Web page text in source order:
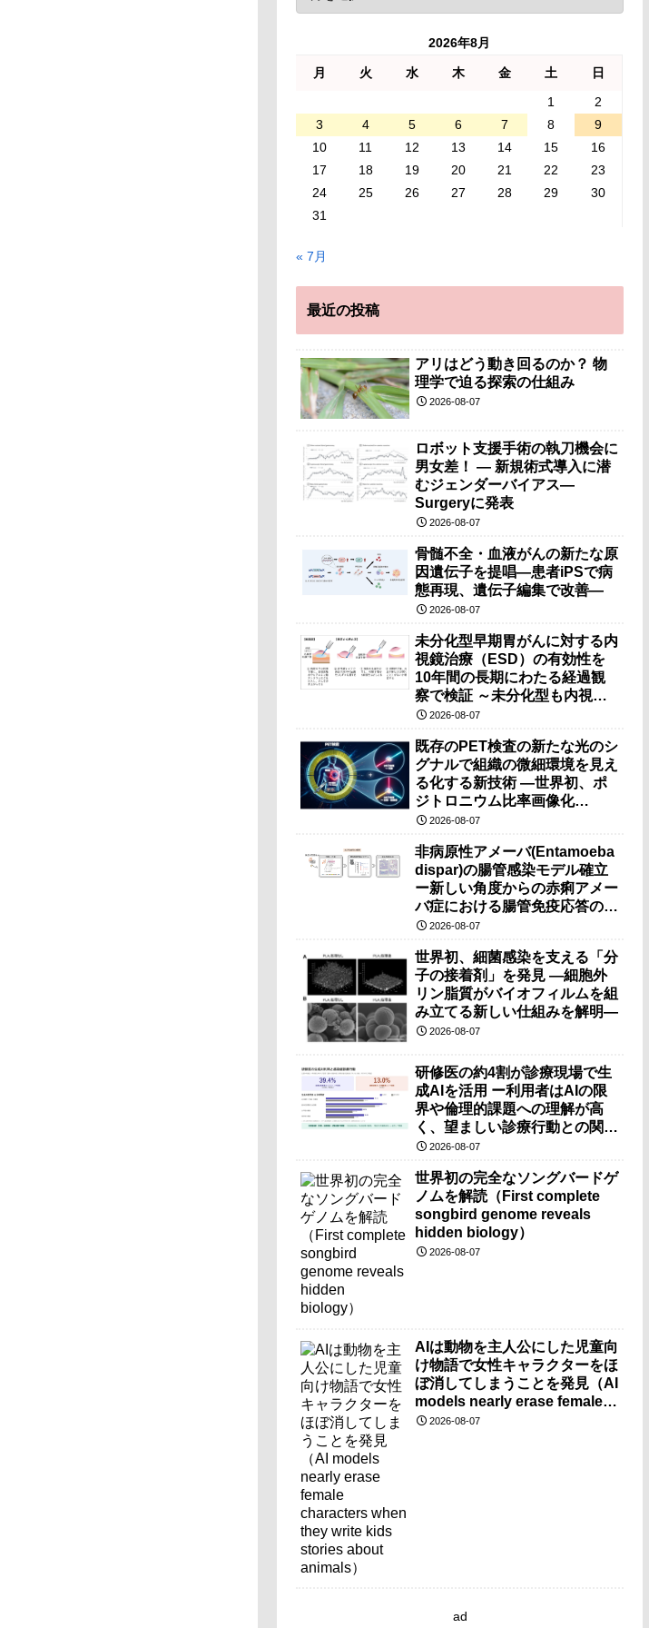
2026年8月
月 火 水 木 金 土
日
1
2
3
4 5 6 7 8
9
10
11 12 13 14 15
16
17
18 19 20 21 22
23
24
25 26 27 28 29
30
31
« 7月
最近の投稿
アリはどう動き回るのか？ 物
理学で迫る探索の仕組み
2026-08-07
ロボット支援手術の執刀機会に
男女差！ — 新規術式導入に潜
むジェンダーバイアス—
Surgeryに発表
2026-08-07
骨髄不全・血液がんの新たな原
因遺伝子を提唱―患者iPSで病
態再現、遺伝子編集で改善―
2026-08-07
未分化型早期胃がんに対する内
視鏡治療（ESD）の有効性を
10年間の長期にわたる経過観
察で検証 ～未分化型も内視鏡
治療で胃の温存が可能～
2026-08-07
既存のPET検査の新たな光のシ
グナルで組織の微細環境を見え
る化する新技術 ―世界初、ポ
ジトロニウム比率画像化
（PRI）の原理検証に成功―
2026-08-07
非病原性アメーバ(Entamoeba
dispar)の腸管感染モデル確立
ー新しい角度からの赤痢アメー
バ症における腸管免疫応答の理
解に期待ー
2026-08-07
世界初、細菌感染を支える「分
子の接着剤」を発見 ―細胞外
リン脂質がバイオフィルムを組
み立てる新しい仕組みを解明―
2026-08-07
研修医の約4割が診療現場で生
成AIを活用 ー利用者はAIの限
界や倫理的課題への理解が高
く、望ましい診療行動との関連
も確認ー
2026-08-07
世界初の完全なソングバードゲ
ノムを解読（First complete
songbird genome reveals
hidden biology）
2026-08-07
AIは動物を主人公にした児童向
け物語で女性キャラクターをほ
ぼ消してしまうことを発見（AI
models nearly erase female
characters when they write
2026-08-07
ad